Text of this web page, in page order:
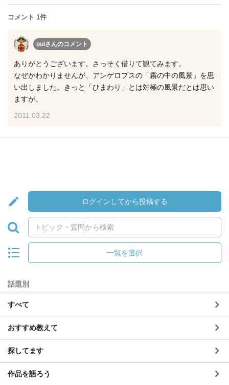
コメント 1件
ouiさんのコメント
ありがとうございます。さっそく借りて観てみます。
なぜかわかりませんが、アンゲロプスの「霧の中の風景」を思
い出しました。きっと「ひまわり」とは対極の風景だとは思い
ますが。
2011.03.22
ログインしてから投稿する
一覧を選択
話題別
すべて
おすすめ教えて
探してます
作品を語ろう